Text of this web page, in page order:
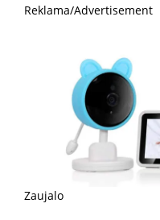
Reklama/Advertisement
Zaujalo